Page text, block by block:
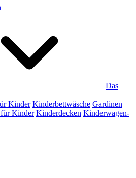
Das
Kinder Kinderbettwäsche Gardinen
Kinder Kinderdecken Kinderwagen-